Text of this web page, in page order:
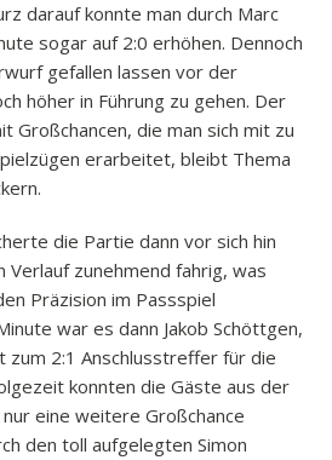
darauf konnte man durch Marc
sogar auf 2:0 erhöhen. Dennoch
gefallen lassen vor der
höher in Führung zu gehen. Der
Großchancen, die man sich mit zu
erarbeitet, bleibt Thema
die Partie dann vor sich hin
zunehmend fahrig, was
Präzision im Passspiel
war es dann Jakob Schöttgen,
zum 2:1 Anschlusstreffer für die
konnten die Gäste aus der
eine weitere Großchance
den toll aufgelegten Simon